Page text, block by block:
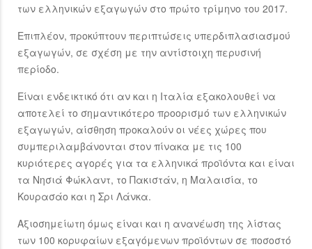
των ελληνικών εξαγωγών στο πρώτο τρίμηνο του 2017.
Επιπλέον, προκύπτουν περιπτώσεις υπερδιπλασιασμού
εξαγωγών, σε σχέση με την αντίστοιχη περυσινή
περίοδο.
Είναι ενδεικτικό ότι αν και η Ιταλία εξακολουθεί να
αποτελεί το σημαντικότερο προορισμό των ελληνικών
εξαγωγών, αίσθηση προκαλούν οι νέες χώρες που
συμπεριλαμβάνονται στον πίνακα με τις 100
κυριότερες αγορές για τα ελληνικά προϊόντα και είναι
τα Νησιά Φώκλαντ, το Πακιστάν, η Μαλαισία, το
Κουρασάο και η Σρι Λάνκα.
Αξιοσημείωτη όμως είναι και η ανανέωση της λίστας
των 100 κορυφαίων εξαγόμενων προϊόντων σε ποσοστό